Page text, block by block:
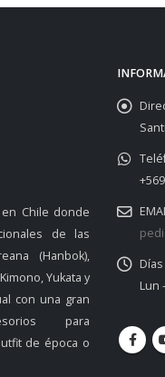
Chile donde
de las
(Hanbok),
Yukata y
con una gran
para
de época o
Lun